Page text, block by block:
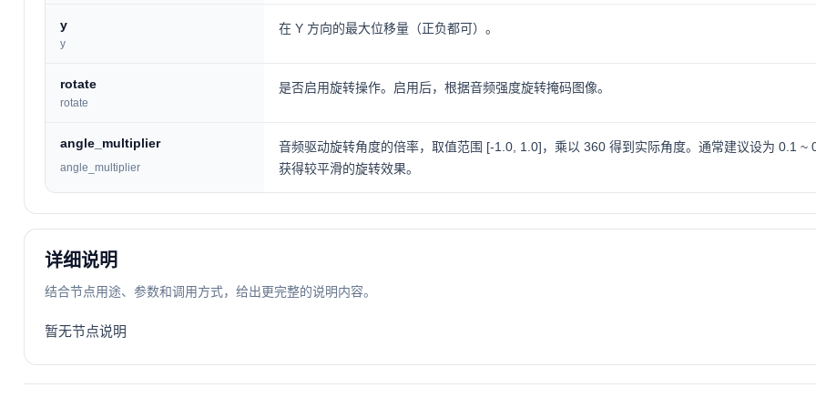
y
y
在 Y 方向的最大位移量（正负都可）。
rotate
rotate
是否启用旋转操作。启用后，根据音频强度旋转掩码图像。
angle_multiplier
angle_multiplier
音频驱动旋转角度的倍率，取值范围 [-1.0, 1.0]，乘以 360 得到实际角度。通常建议设为 0.1 ~
获得较平滑的旋转效果。
详细说明
结合节点用途、参数和调用方式，给出更完整的说明内容。
暂无节点说明